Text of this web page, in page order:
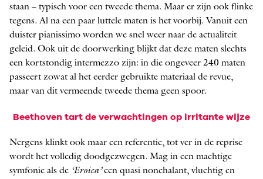
staan – typisch voor een tweede thema. Maar er zijn ook flinke
tegens. Al na een paar luttele maten is het voorbij. Vanuit een
duister pianissimo worden we snel weer naar de actualiteit
geleid. Ook uit de doorwerking blijkt dat deze maten slechts
een kortstondig intermezzo zijn: in die ongeveer 240 maten
passeert zowat al het eerder gebruikte materiaal de revue,
maar van dit vermeende tweede thema geen spoor.
Beethoven tart de verwachtingen op irritante wijze
Nergens klinkt ook maar een referentie, tot ver in de reprise
wordt het volledig doodgezwegen. Mag in een machtige
symfonie als de ‘Eroica’een quasi nonchalant, vluchtig en